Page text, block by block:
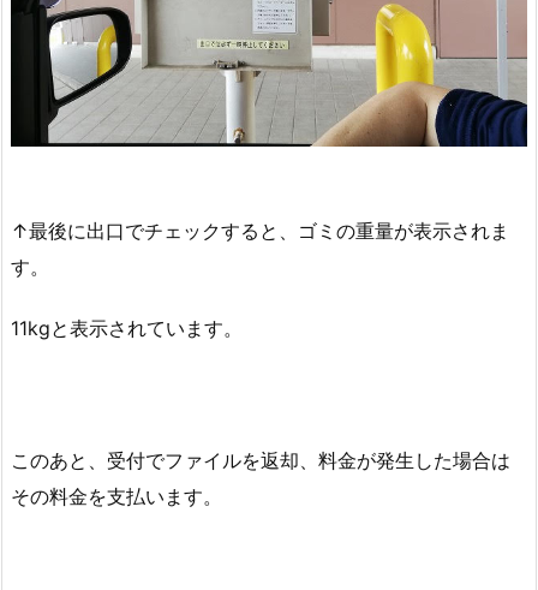
↑最後に出口でチェックすると、ゴミの重量が表示されま
す。
11kgと表示されています。
このあと、受付でファイルを返却、料金が発生した場合は
その料金を支払います。